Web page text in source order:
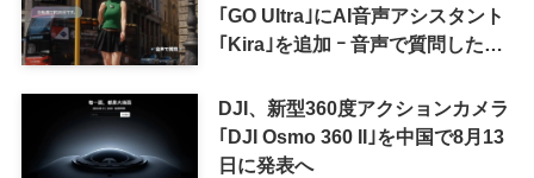
｢GO Ultra｣にAI音声アシスタント
｢Kira｣を追加 ｰ 音声で質問した
可能に
DJI、新型360度アクションカメラ
｢DJI Osmo 360 II｣を中国で8月13
日に発表へ